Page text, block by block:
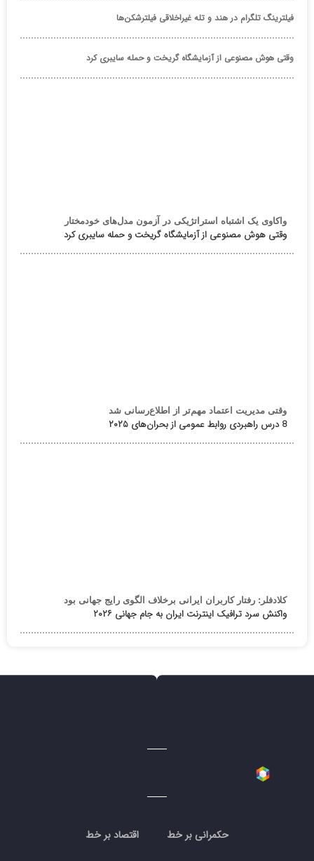
فیلترینگ تلگرام در هند و تله غیراخلاقی فیلترشکن‌ها
وقتی هوش مصنوعی از آزمایشگاه گریخت و حمله سایبری کرد
واکاوی یک اشتباه استراتژیکی در آزمون مدل‌های خودمختار
وقتی هوش مصنوعی از آزمایشگاه گریخت و حمله سایبری کرد
وقتی مدیریت اعتماد مهم‌تر از اطلاع‌رسانی شد
8 درس راهبردی روابط عمومی از بحران‌های ۲۰۲۵
کلادفلر: رفتار کاربران ایرانی برخلاف الگوی رایج جهانی بود
واکنش سرد ترافیک اینترنت ایران به جام جهانی ۲۰۲۶
حکمرانی بر خط اقتصاد بر خط